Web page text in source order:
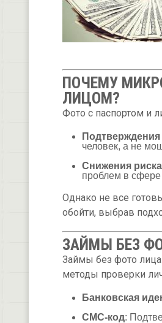
ПОЧЕМУ
ЛИЦОМ?
Фото с паспортом и
Подтверждения
человек, а не
Снижения
проблем в
Однако не все
обойти, выбрав
ЗАЙМЫ БЕЗ
Займы без фото
методы проверки
Банковская
СМС-код: